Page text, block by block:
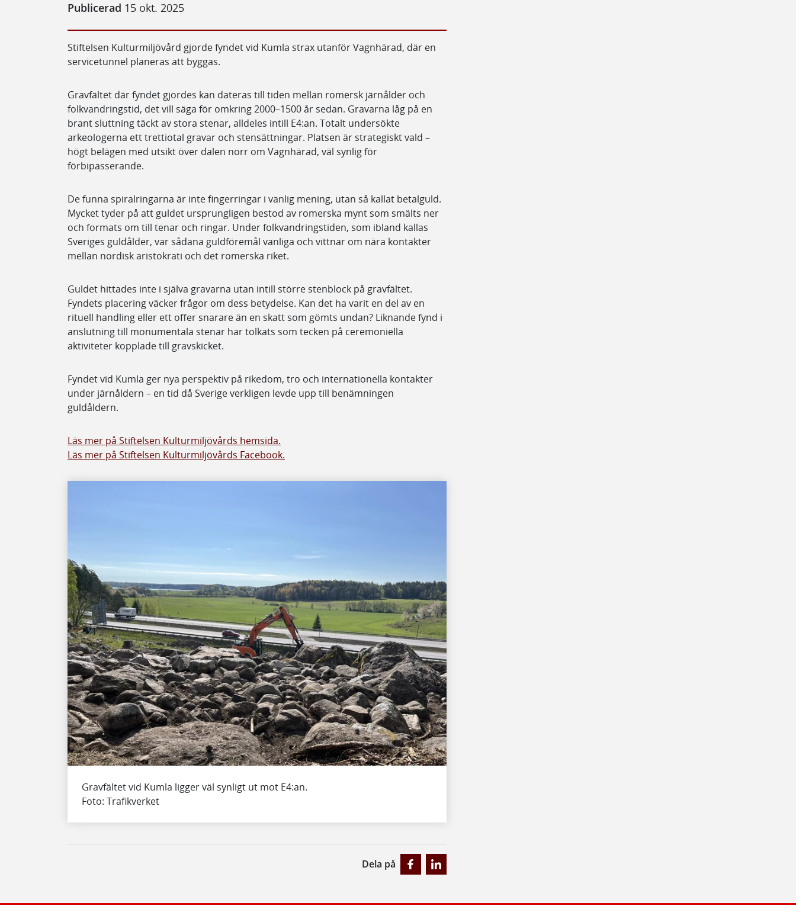
Publicerad 15 okt. 2025
Stiftelsen Kulturmiljövård gjorde fyndet vid Kumla strax utanför Vagnhärad, där en
servicetunnel planeras att byggas.
Gravfältet där fyndet gjordes kan dateras till tiden mellan romersk järnålder och
folkvandringstid, det vill säga för omkring 2000–1500 år sedan. Gravarna låg på en
brant sluttning täckt av stora stenar, alldeles intill E4:an. Totalt undersökte
arkeologerna ett trettiotal gravar och stensättningar. Platsen är strategiskt vald –
högt belägen med utsikt över dalen norr om Vagnhärad, väl synlig för
förbipasserande.
De funna spiralringarna är inte fingerringar i vanlig mening, utan så kallat betalguld.
Mycket tyder på att guldet ursprungligen bestod av romerska mynt som smälts ner
och formats om till tenar och ringar. Under folkvandringstiden, som ibland kallas
Sveriges guldålder, var sådana guldföremål vanliga och vittnar om nära kontakter
mellan nordisk aristokrati och det romerska riket.
Guldet hittades inte i själva gravarna utan intill större stenblock på gravfältet.
Fyndets placering väcker frågor om dess betydelse. Kan det ha varit en del av en
rituell handling eller ett offer snarare än en skatt som gömts undan? Liknande fynd i
anslutning till monumentala stenar har tolkats som tecken på ceremoniella
aktiviteter kopplade till gravskicket.
Fyndet vid Kumla ger nya perspektiv på rikedom, tro och internationella kontakter
under järnåldern – en tid då Sverige verkligen levde upp till benämningen
guldåldern.
Läs mer på Stiftelsen Kulturmiljövårds hemsida.
Läs mer på Stiftelsen Kulturmiljövårds Facebook.
Gravfältet vid Kumla ligger väl synligt ut mot E4:an.
Foto: Trafikverket
Dela på